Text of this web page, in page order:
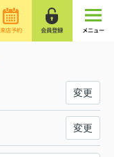
来店予約 会員登録 メニュー
変更
変更